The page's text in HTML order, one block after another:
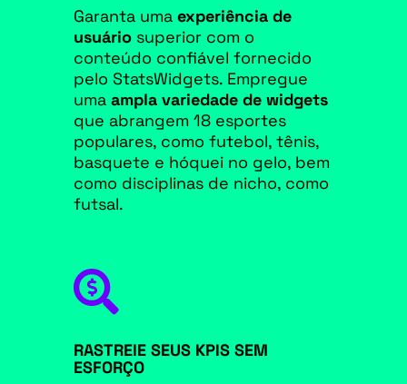
Garanta uma experiência de
usuáriosuperior com o
conteúdo confiável fornecido
pelo StatsWidgets. Empregue
umaampla variedade de widgets
que abrangem 18 esportes
populares, como futebol, tênis,
basquete e hóquei no gelo, bem
como disciplinas de nicho, como
futsal.

RASTREIE SEUS KPIS SEM
ESFORÇO